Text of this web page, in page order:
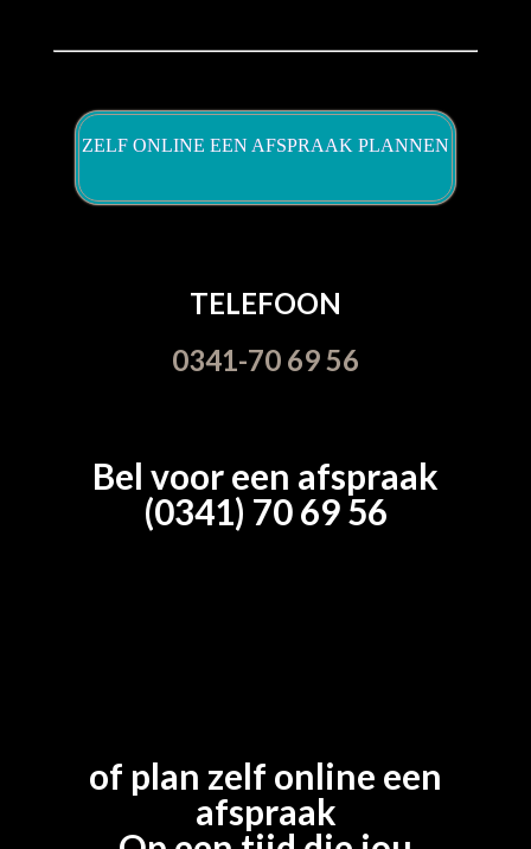
ZELF ONLINE EEN AFSPRAAK PLANNEN
TELEFOON
0341-70 69 56
Bel voor een afspraak
(0341) 70 69 56
of plan zelf online een
afspraak